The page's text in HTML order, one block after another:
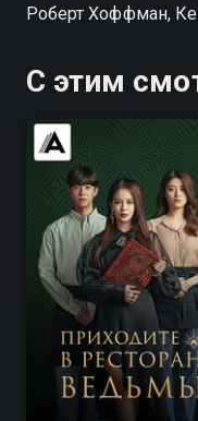
Роберт Хоффман,
С этим
7.8 7.3